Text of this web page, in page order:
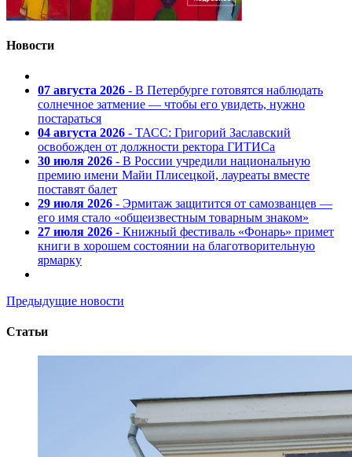
Новости
07 августа 2026 - В Петербурге готовятся наблюдать
солнечное затмение — чтобы его увидеть, нужно
постараться
04 августа 2026 - ТАСС: Григорий Заславский
освобожден от должности ректора ГИТИСа
30 июля 2026 - В России учредили национальную
премию имени Майи Плисецкой, лауреаты вместе
поставят балет
29 июля 2026 - Эрмитаж защитится от самозванцев —
его имя стало «общеизвестным товарным знаком»
27 июля 2026 - Книжный фестиваль «Фонарь» примет
книги в хорошем состоянии на благотворительную
ярмарку
Предыдущие новости
Статьи